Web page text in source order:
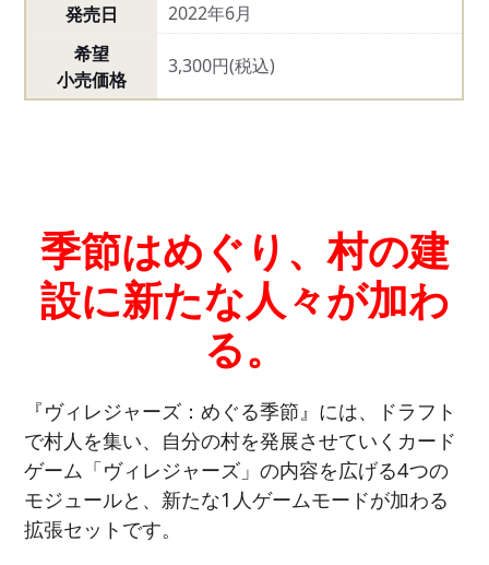
発売日
2022年6月
希望
小売価格
3,300円(税込)
季節はめぐり、村の建
設に新たな人々が加わ
る。
『ヴィレジャーズ：めぐる季節』には、ドラフト
で村人を集い、自分の村を発展させていくカード
ゲーム「ヴィレジャーズ」の内容を広げる4つの
モジュールと、新たな1人ゲームモードが加わる
拡張セットです。